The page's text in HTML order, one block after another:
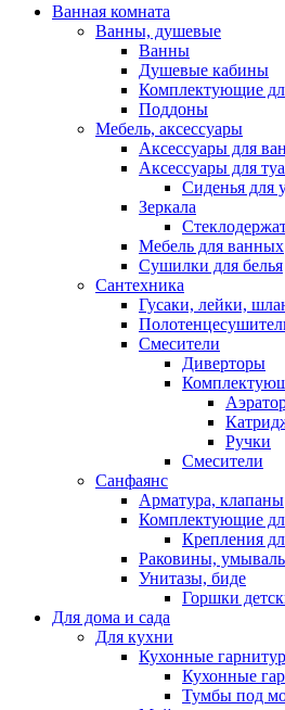
Ванная комната
Ванны, душевые
Ванны
Душевые кабины
Комплектующие
Поддоны
Мебель, аксессуары
Аксессуары для
Аксессуары для
Сиденья для
Зеркала
Мебель для ванных
Сушилки для белья
Сантехника
Гусаки, лейки,
Смесители
Диверторы
Ручки
Смесители
Санфаянс
Арматура, клапаны
Комплектующие
Крепления
Раковины,
Унитазы, биде
Горшки
Для дома и сада
Для кухни
Кухонные
Кухонные
Тумбы под